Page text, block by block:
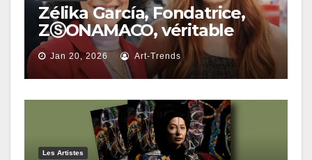
Zélika García, Fondatrice,
ZⓈONAMACO, véritable
intervention structurelle au
sein de l’économie
culturelle de l’Amérique
latine
Jan 20, 2026 Art-Trends
Les Artistes